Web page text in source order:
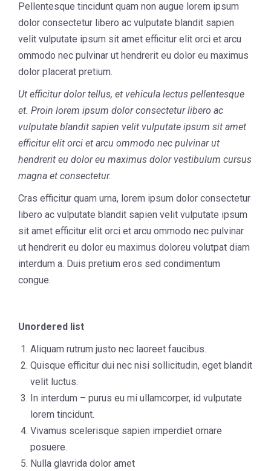
Pellentesque tincidunt quam non augue lorem ipsum
dolor consectetur libero ac vulputate blandit sapien
velit vulputate ipsum sit amet efficitur elit orci et arcu
ommodo nec pulvinar ut hendrerit eu dolor eu maximus
dolor placerat pretium.
Ut efficitur dolor tellus, et vehicula lectus pellentesque
et. Proin lorem ipsum dolor consectetur libero ac
vulputate blandit sapien velit vulputate ipsum sit amet
efficitur elit orci et arcu ommodo nec pulvinar ut
hendrerit eu dolor eu maximus dolor vestibulum cursus
magna et consectetur.
Cras efficitur quam urna, lorem ipsum dolor consectetur
libero ac vulputate blandit sapien velit vulputate ipsum
sit amet efficitur elit orci et arcu ommodo nec pulvinar
ut hendrerit eu dolor eu maximus doloreu volutpat diam
interdum a. Duis pretium eros sed condimentum
congue.
Unordered list
Aliquam rutrum justo nec laoreet faucibus.
Quisque efficitur dui nec nisi sollicitudin, eget blandit
velit luctus.
In interdum – purus eu mi ullamcorper, id vulputate
lorem tincidunt.
Vivamus scelerisque sapien imperdiet ornare
posuere.
Nulla glavrida dolor amet